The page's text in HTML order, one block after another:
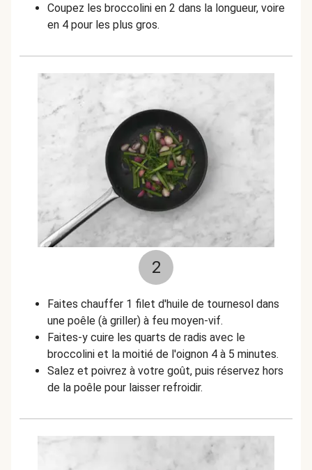
Coupez les broccolini en 2 dans la longueur, voire
en 4 pour les plus gros.
2
Faites chauffer 1 filet d'huile de tournesol dans
une poêle (à griller) à feu moyen-vif.
Faites-y cuire les quarts de radis avec le
broccolini et la moitié de l'oignon 4 à 5 minutes.
Salez et poivrez à votre goût, puis réservez hors
de la poêle pour laisser refroidir.